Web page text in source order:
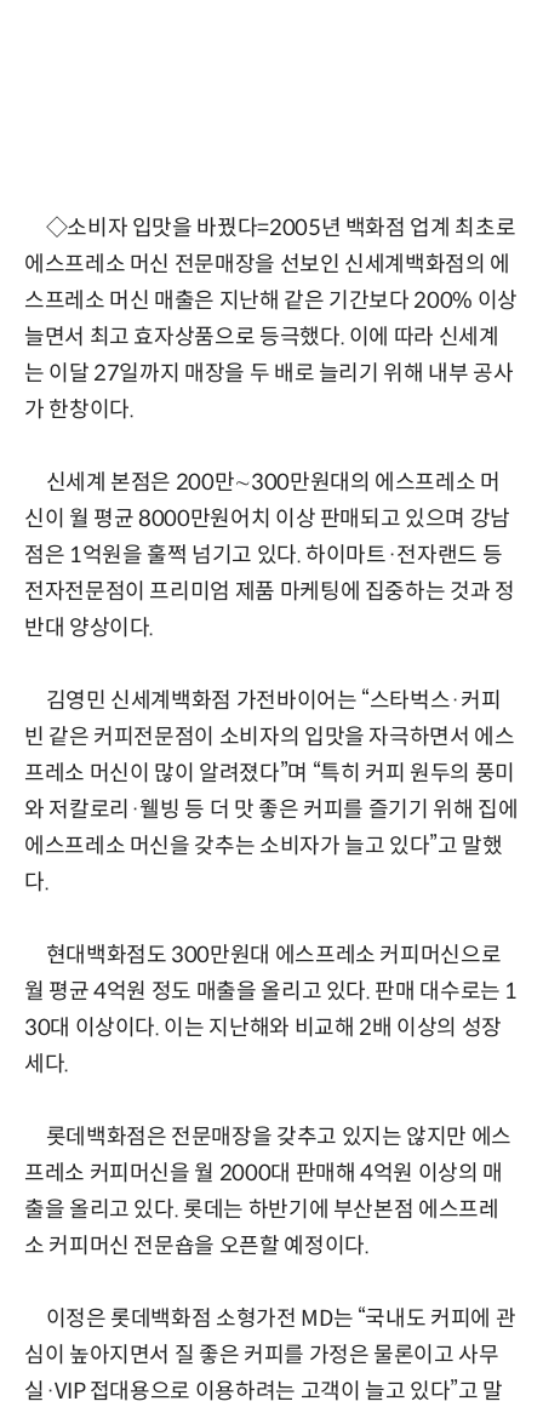
◇소비자 입맛을 바꿨다=2005년 백화점 업계 최초로
에스프레소 머신 전문매장을 선보인 신세계백화점의 에
스프레소 머신 매출은 지난해 같은 기간보다 200% 이상
늘면서 최고 효자상품으로 등극했다. 이에 따라 신세계
는 이달 27일까지 매장을 두 배로 늘리기 위해 내부 공사
가 한창이다.
신세계 본점은 200만∼300만원대의 에스프레소 머
신이 월 평균 8000만원어치 이상 판매되고 있으며 강남
점은 1억원을 훌쩍 넘기고 있다. 하이마트·전자랜드 등
전자전문점이 프리미엄 제품 마케팅에 집중하는 것과 정
반대 양상이다.
김영민 신세계백화점 가전바이어는 “스타벅스·커피
빈 같은 커피전문점이 소비자의 입맛을 자극하면서 에스
프레소 머신이 많이 알려졌다”며 “특히 커피 원두의 풍미
와 저칼로리·웰빙 등 더 맛 좋은 커피를 즐기기 위해 집에
에스프레소 머신을 갖추는 소비자가 늘고 있다”고 말했
다.
현대백화점도 300만원대 에스프레소 커피머신으로
월 평균 4억원 정도 매출을 올리고 있다. 판매 대수로는 1
30대 이상이다. 이는 지난해와 비교해 2배 이상의 성장
세다.
롯데백화점은 전문매장을 갖추고 있지는 않지만 에스
프레소 커피머신을 월 2000대 판매해 4억원 이상의 매
출을 올리고 있다. 롯데는 하반기에 부산본점 에스프레
소 커피머신 전문숍을 오픈할 예정이다.
이정은 롯데백화점 소형가전 MD는 “국내도 커피에 관
심이 높아지면서 질 좋은 커피를 가정은 물론이고 사무
실·VIP 접대용으로 이용하려는 고객이 늘고 있다”고 말